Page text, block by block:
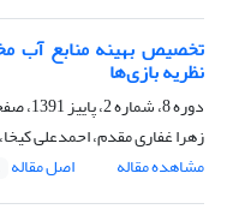
تخصیص بهینه منابع آب
نظریه بازی‌ها
دوره 8، شماره 2، پاییز 1391، صفحه
زهرا غفاری مقدم، احمدعلی
مشاهده مقاله
اصل مقاله